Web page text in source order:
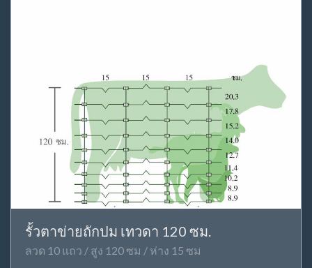
รั้วตาข่ายถักปม เทวดา 120 ซม.
ลวด 10 แถว / สูง 120 ซม / ห่าง 15 ซม